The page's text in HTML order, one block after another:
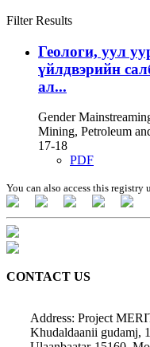
Filter Results
Геологи, уул
үйлдвэрийн
ал...
Gender
Mining, Petroleum
17-18
PDF
You can also access this registry
CONTACT US
Address: Project
Khudaldaanii gudamj,